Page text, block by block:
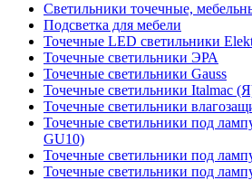
Светильники точечные,
Подсветка для мебели
Точечные LED светильники
Точечные светильники ЭРА
Точечные светильники Gauss
Точечные светильники Italmac
Точечные светильники
Точечные светильники под
GU10)
Точечные светильники под
Точечные светильники под